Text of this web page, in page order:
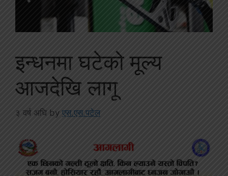
इन्धनमा घटेको मूल्य
आजदेखि लागू
३ वर्ष अघि by एस.एस.पटेल